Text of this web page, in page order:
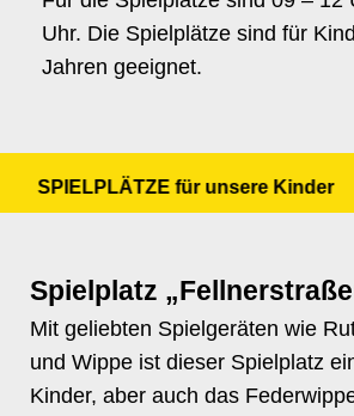
Uhr. Die Spielplätze sind für
Jahren geeignet.
SPIELPLÄTZE für unsere Kinder
Spielplatz
Mit geliebten Spielgeräten wie
und Wippe ist dieser Spielplatz
Kinder, aber auch das